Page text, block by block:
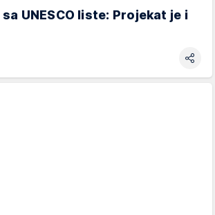
UNESCO liste: Projekat je i